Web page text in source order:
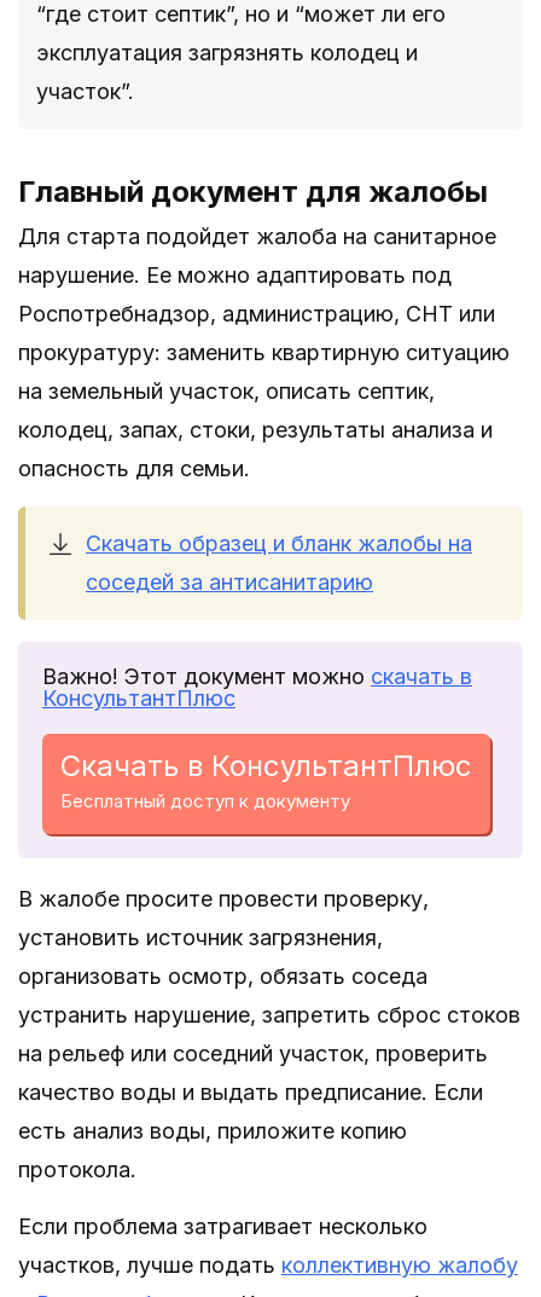
“где стоит септик”, но и “может ли его
эксплуатация загрязнять колодец и
участок”.
Главный документ для жалобы
Для старта подойдет жалоба на санитарное
нарушение. Ее можно адаптировать под
Роспотребнадзор, администрацию, СНТ или
прокуратуру: заменить квартирную ситуацию
на земельный участок, описать септик,
колодец, запах, стоки, результаты анализа и
опасность для семьи.
Скачать образец и бланк жалобы на
соседей за антисанитарию
Важно! Этот документ можно скачать в
КонсультантПлюс
Скачать в КонсультантПлюс
Бесплатный доступ к документу
В жалобе просите провести проверку,
установить источник загрязнения,
организовать осмотр, обязать соседа
устранить нарушение, запретить сброс стоков
на рельеф или соседний участок, проверить
качество воды и выдать предписание. Если
есть анализ воды, приложите копию
протокола.
Если проблема затрагивает несколько
участков, лучше подать коллективную жалобу